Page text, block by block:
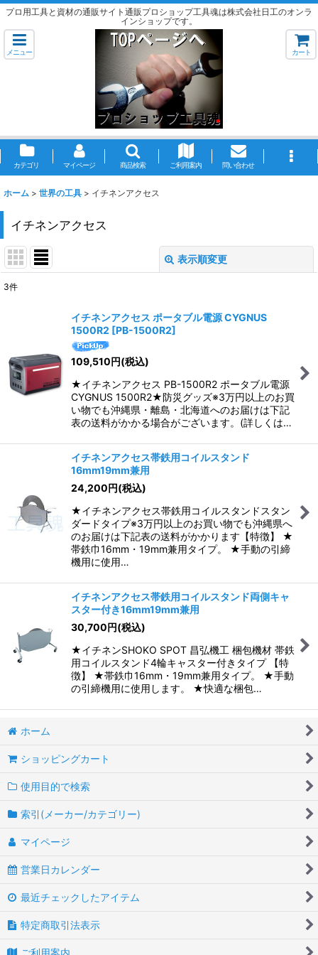
プロ用工具と資材の通販サイト通販プロショップ工具魂は株式会社日工のオンラ
インショップです。
メニュー カート
カテゴリ マイページ 商品検索 ご利用案内 問い合わせ
ホーム > 世界の工具 > イチネンアクセス
イチネンアクセス
表示順変更
3件
イチネンアクセス ポータブル電源 CYGNUS
1500R2 [PB-1500R2]
109,510円(税込)
★イチネンアクセス PB-1500R2 ポータブル電源
CYGNUS 1500R2★防災グッズ※3万円以上のお買
い物でも沖縄県・離島・北海道へのお届けは下記
表の送料がかかる場合がございます。(詳しくは…
イチネンアクセス帯鉄用コイルスタンド
16mm19mm兼用
24,200円(税込)
★イチネンアクセス帯鉄用コイルスタンドスタン
ダードタイプ※3万円以上のお買い物でも沖縄県へ
のお届けは下記表の送料がかかります【特徴】 ★
帯鉄巾16mm・19mm兼用タイプ。 ★手動の引締
機用に使用…
イチネンアクセス帯鉄用コイルスタンド両側キャ
スター付き16mm19mm兼用
30,700円(税込)
★イチネンSHOKO SPOT 昌弘機工 梱包機材 帯鉄
用コイルスタンド4輪キャスター付きタイプ 【特
徴】 ★帯鉄巾16mm・19mm兼用タイプ。 ★手動
の引締機用に使用します。 ★快適な梱包…
ホーム
ショッピングカート
使用目的で検索
索引(メーカー/カテゴリー)
マイページ
営業日カレンダー
最近チェックしたアイテム
特定商取引法表示
ご利用案内